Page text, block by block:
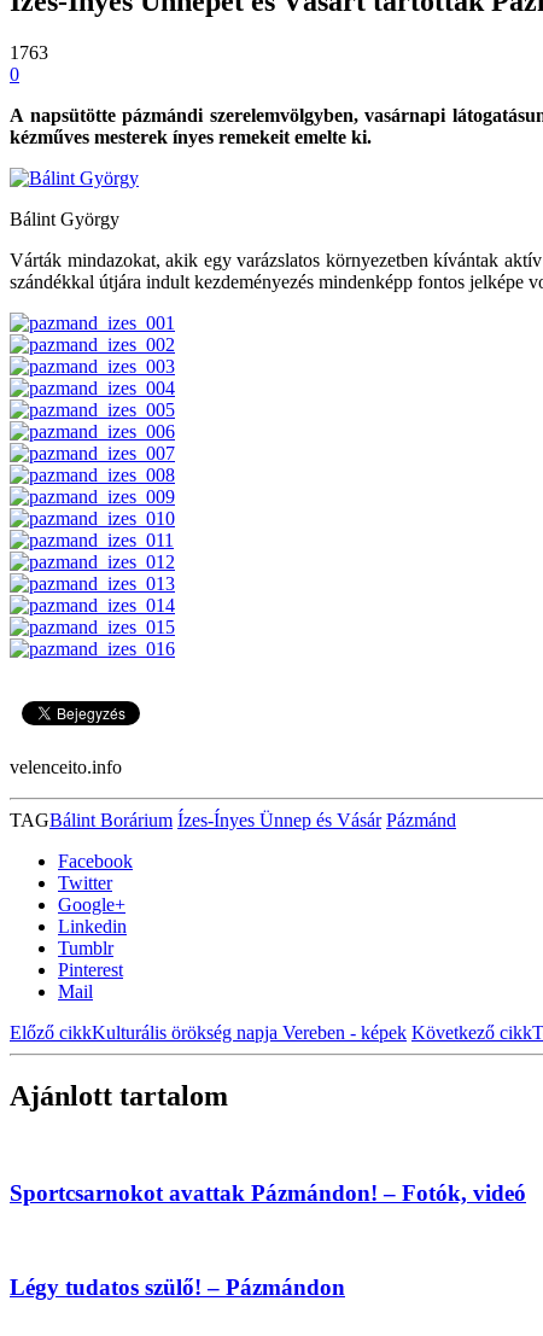
1763
0
A napsütötte pázmándi szerelemvölgyben, vasárnapi
kézműves mesterek ínyes remekeit emelte ki.
Bálint György
Várták mindazokat, akik egy varázslatos környezetben kívántak
szándékkal útjára indult kezdeményezés mindenképp fontos jelképe
velenceito.info
TAGBálint Borárium Ízes-Ínyes Ünnep és Vásár Pázmánd
Facebook
Twitter
Google+
Linkedin
Tumblr
Pinterest
Mail
Előző cikkKulturális örökség napja Vereben - képek Következő cikk
Ajánlott tartalom
Sportcsarnokot avattak Pázmándon! – Fotók, videó
Légy tudatos szülő! – Pázmándon